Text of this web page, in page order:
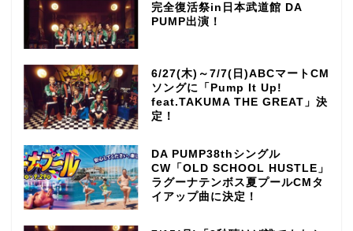
完全復活祭in日本武道館 DA
PUMP出演！
6/27(木)～7/7(日)ABCマートCM
ソングに「Pump It Up!
feat.TAKUMA THE GREAT」決
定！
DA PUMP38thシングル
CW「OLD SCHOOL HUSTLE」
ラグーナテンボス夏プールCMタ
イアップ曲に決定！